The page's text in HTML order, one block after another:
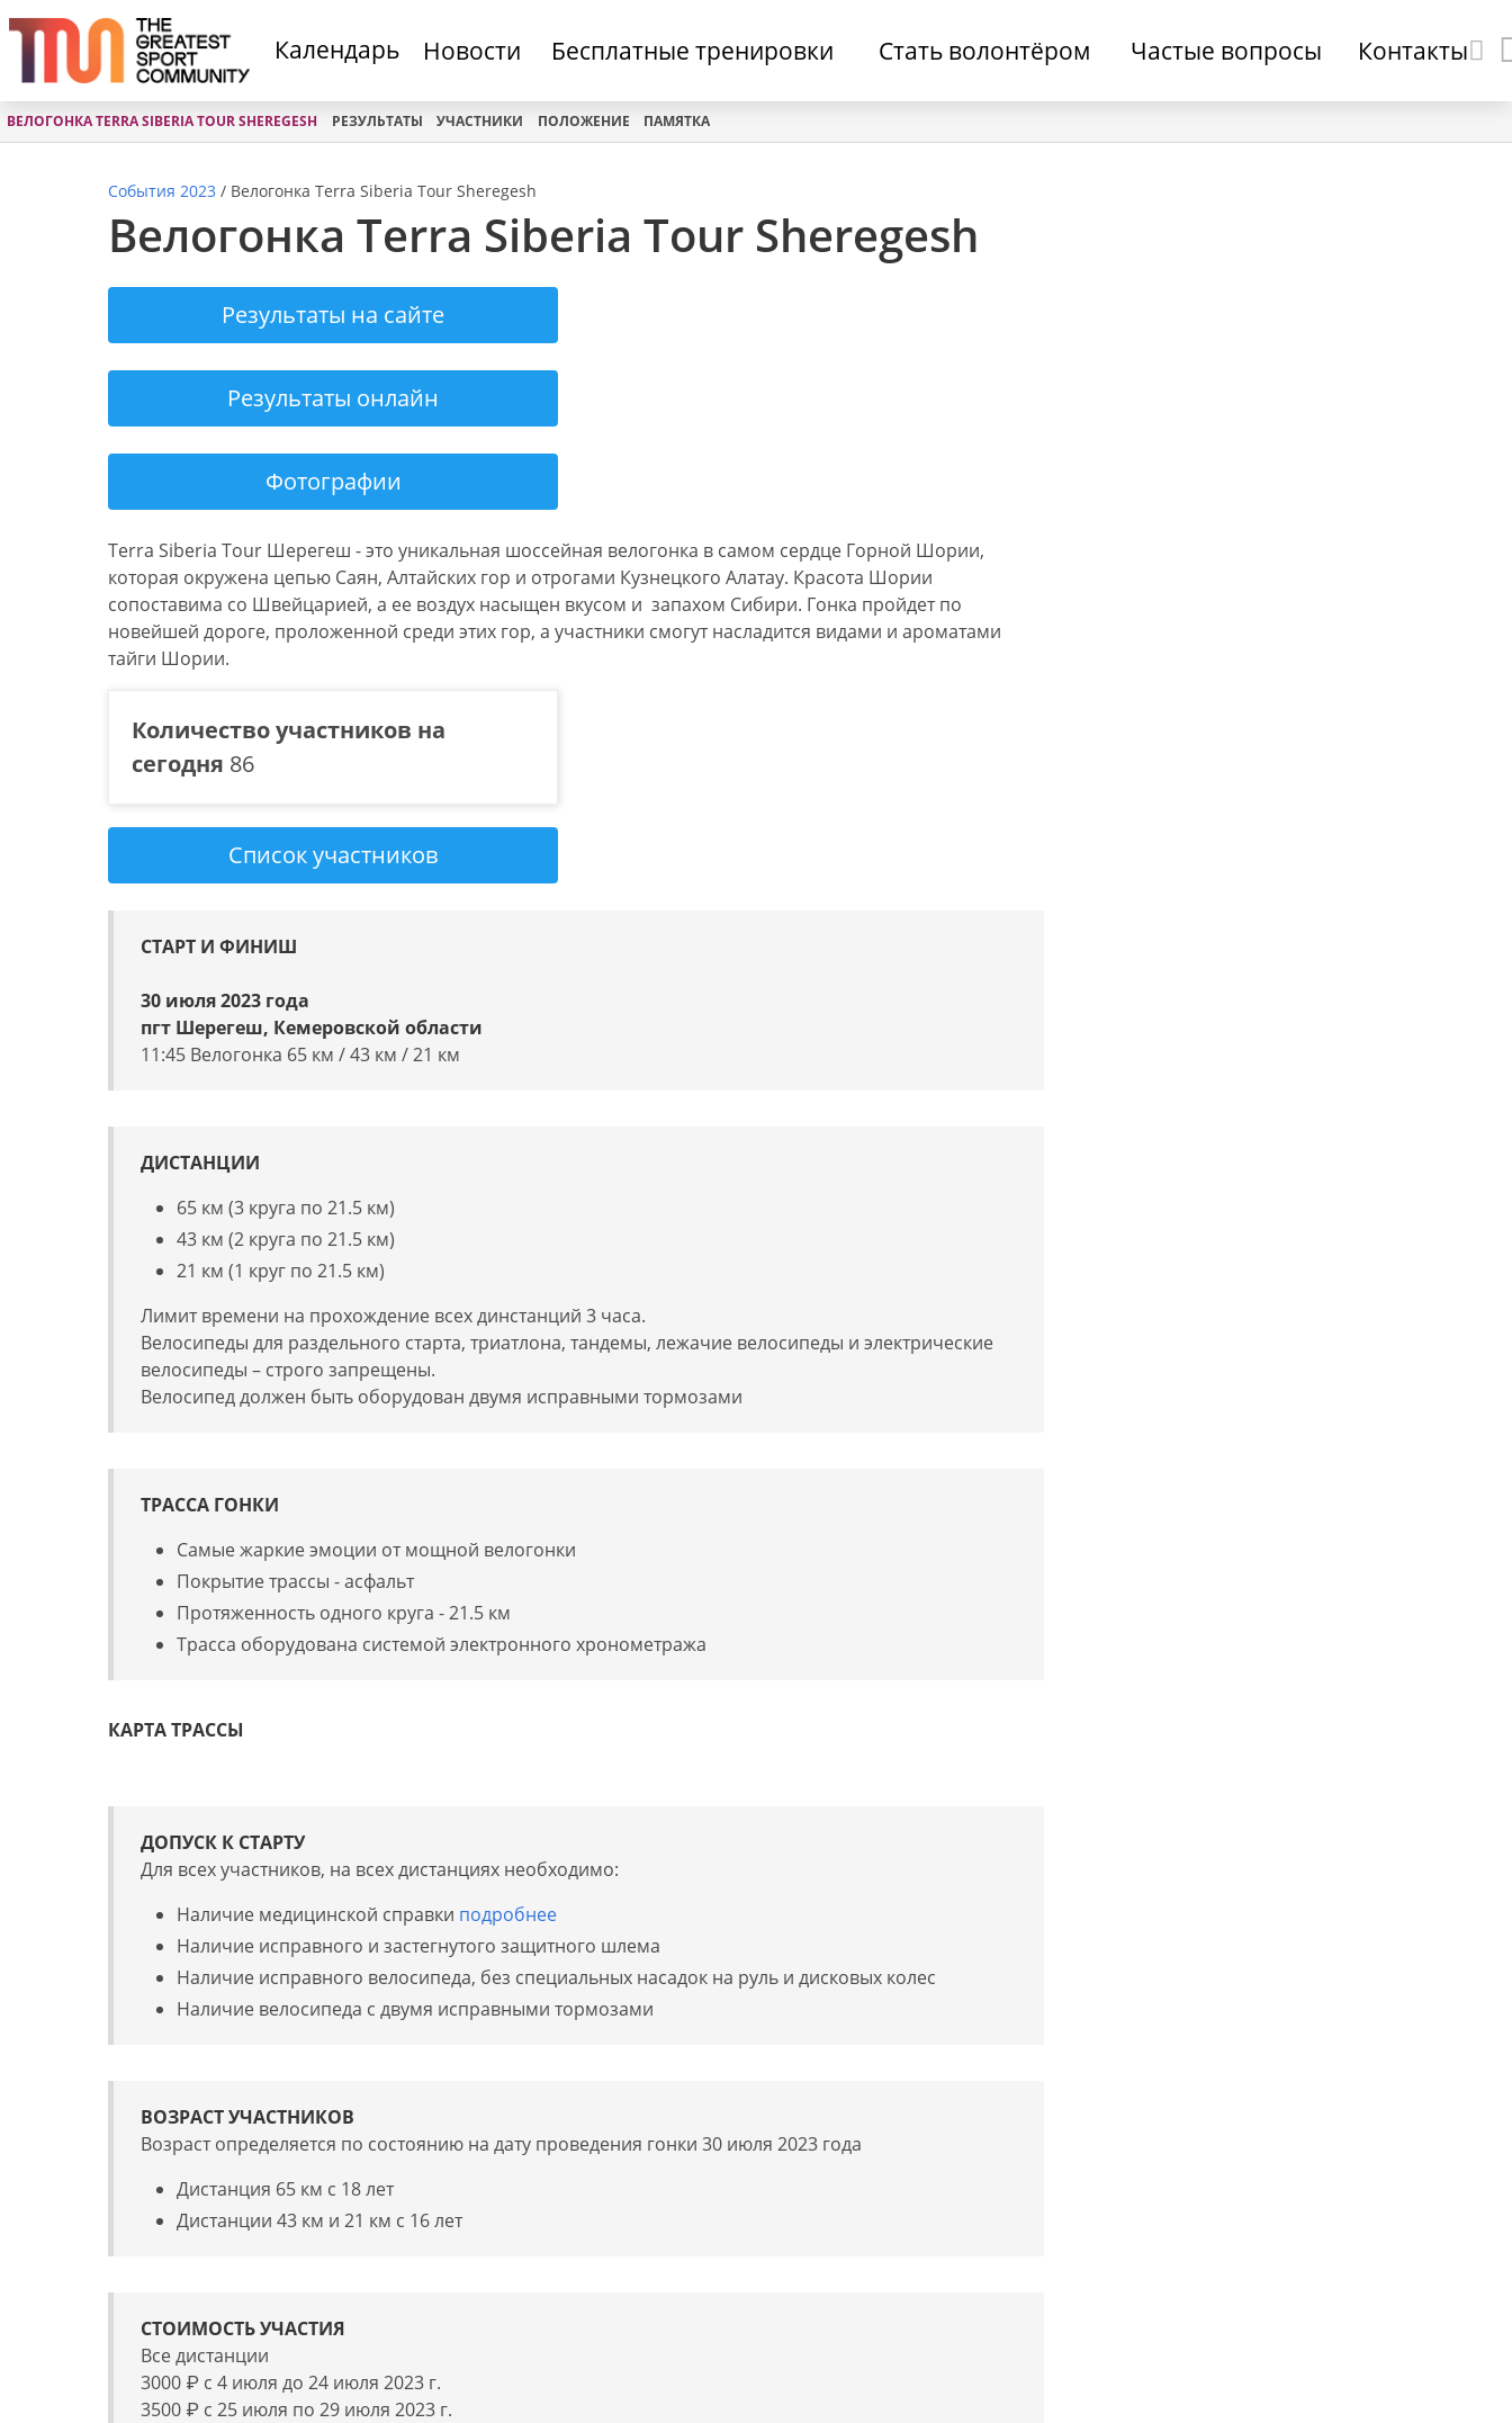
Календарь Новости Бесплатные тренировки Стать волонтёром Частые вопросы Контакты
ВЕЛОГОНКА TERRA SIBERIA TOUR SHEREGESH РЕЗУЛЬТАТЫ УЧАСТНИКИ ПОЛОЖЕНИЕ ПАМЯТКА
События 2023 / Велогонка Terra Siberia Tour Sheregesh
Велогонка Terra Siberia Tour Sheregesh
Результаты на сайте
Результаты онлайн
Фотографии
Terra Siberia Tour Шерегеш - это уникальная шоссейная велогонка в самом сердце Горной Шории,
которая окружена цепью Саян, Алтайских гор и отрогами Кузнецкого Алатау. Красота Шории
сопоставима со Швейцарией, а ее воздух насыщен вкусом и запахом Сибири. Гонка пройдет по
новейшей дороге, проложенной среди этих гор, а участники смогут насладится видами и ароматами
тайги Шории.
Количество участников на
сегодня 86
Список участников
СТАРТ И ФИНИШ
30 июля 2023 года
пгт Шерегеш, Кемеровской области
11:45 Велогонка 65 км / 43 км / 21 км
ДИСТАНЦИИ
65 км (3 круга по 21.5 км)
43 км (2 круга по 21.5 км)
21 км (1 круг по 21.5 км)
Лимит времени на прохождение всех динстанций 3 часа.
Велосипеды для раздельного старта, триатлона, тандемы, лежачие велосипеды и электрические
велосипеды – строго запрещены.
Велосипед должен быть оборудован двумя исправными тормозами
ТРАССА ГОНКИ
Самые жаркие эмоции от мощной велогонки
Покрытие трассы - асфальт
Протяженность одного круга - 21.5 км
Трасса оборудована системой электронного хронометража
КАРТА ТРАССЫ
ДОПУСК К СТАРТУ
Для всех участников, на всех дистанциях необходимо:
Наличие медицинской справки подробнее
Наличие исправного и застегнутого защитного шлема
Наличие исправного велосипеда, без специальных насадок на руль и дисковых колес
Наличие велосипеда с двумя исправными тормозами
ВОЗРАСТ УЧАСТНИКОВ
Возраст определяется по состоянию на дату проведения гонки 30 июля 2023 года
Дистанция 65 км с 18 лет
Дистанции 43 км и 21 км с 16 лет
СТОИМОСТЬ УЧАСТИЯ
Все дистанции
3000 ₽ с 4 июля до 24 июля 2023 г.
3500 ₽ с 25 июля по 29 июля 2023 г.